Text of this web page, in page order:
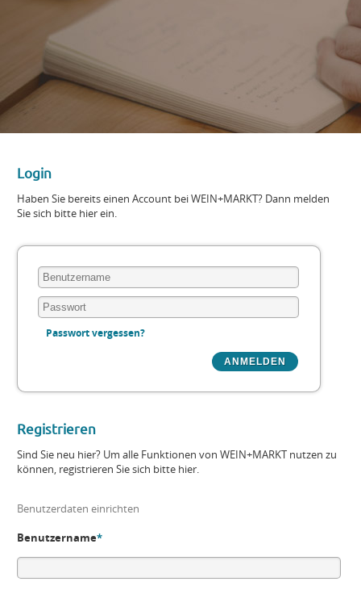
Login
Haben Sie bereits einen Account bei WEIN+MARKT? Dann melden
Sie sich bitte hier ein.
Passwort vergessen?
Registrieren
Sind Sie neu hier? Um alle Funktionen von WEIN+MARKT nutzen zu
können, registrieren Sie sich bitte hier.
Benutzerdaten einrichten
Benutzername*